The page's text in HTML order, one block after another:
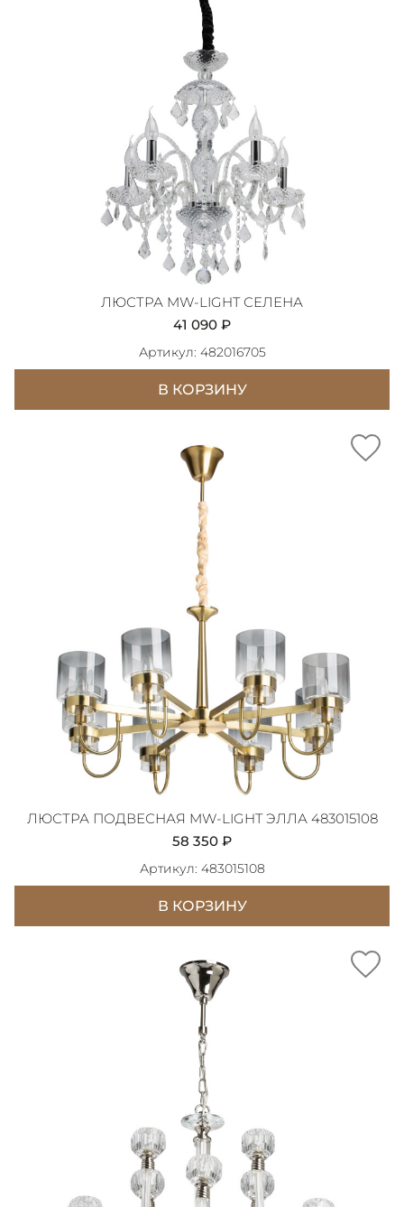
ЛЮСТРА MW-LIGHT СЕЛЕНА
41 090 ₽
Артикул: 482016705
В КОРЗИНУ
ЛЮСТРА ПОДВЕСНАЯ MW-LIGHT ЭЛЛА 483015108
58 350 ₽
Артикул: 483015108
В КОРЗИНУ